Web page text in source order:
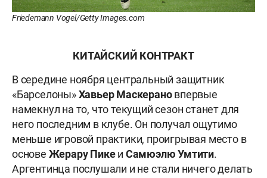
Friedemann Vogel/Getty Images.com
КИТАЙСКИЙ КОНТРАКТ
В середине ноября центральный защитник
«Барселоны»Хавьер Маскерановпервые
намекнул на то, что текущий сезон станет для
него последним в клубе. Он получал ощутимо
меньше игровой практики, проигрывая место в
основе Жерару Пикеи Самюэлю Умтити.
Аргентинца послушали и не стали ничего делать